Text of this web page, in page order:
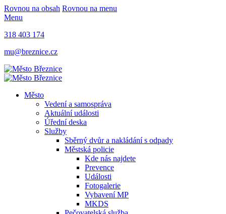
Rovnou na obsah Rovnou na menu
Menu
318 403 174
mu@breznice.cz
Město
Vedení a samospráva
Aktuální události
Úřední deska
Služby
Sběrný dvůr a nakládání s odpady
Městská policie
Kde nás najdete
Prevence
Události
Fotogalerie
Vybavení MP
MKDS